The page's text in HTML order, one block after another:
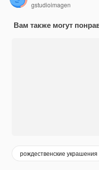
gstudioimagen
Вам также могут
рождественские украшения